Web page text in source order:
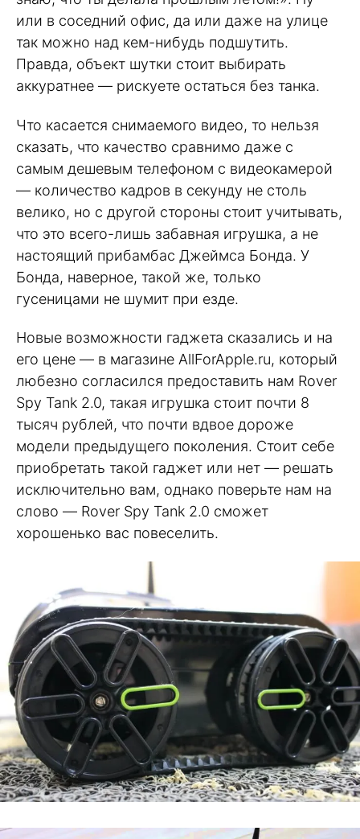
или в соседний офис, да или даже на улице
так можно над кем-нибудь подшутить.
Правда, объект шутки стоит выбирать
аккуратнее — рискуете остаться без танка.
Что касается снимаемого видео, то нельзя
сказать, что качество сравнимо даже с
самым дешевым телефоном с видеокамерой
— количество кадров в секунду не столь
велико, но с другой стороны стоит учитывать,
что это всего-лишь забавная игрушка, а не
настоящий прибамбас Джеймса Бонда. У
Бонда, наверное, такой же, только
гусеницами не шумит при езде.
Новые возможности гаджета сказались и на
его цене — в магазине AllForApple.ru, который
любезно согласился предоставить нам Rover
Spy Tank 2.0, такая игрушка стоит почти 8
тысяч рублей, что почти вдвое дороже
модели предыдущего поколения. Стоит себе
приобретать такой гаджет или нет — решать
исключительно вам, однако поверьте нам на
слово — Rover Spy Tank 2.0 сможет
хорошенько вас повеселить.